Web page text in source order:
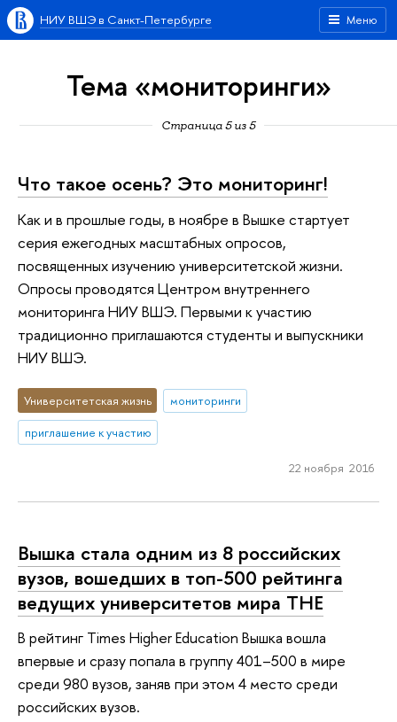
Меню
НИУ ВШЭ в Санкт-Петербурге
Тема «мониторинги»
Страница 5 из 5
Что такое осень? Это мониторинг!
Как и в прошлые годы, в ноябре в Вышке стартует
серия ежегодных масштабных опросов,
посвященных изучению университетской жизни.
Опросы проводятся Центром внутреннего
мониторинга НИУ ВШЭ. Первыми к участию
традиционно приглашаются студенты и выпускники
НИУ ВШЭ.
Университетская жизнь
мониторинги
приглашение к участию
22 ноября 2016
Вышка стала одним из 8 российских
вузов, вошедших в топ-500 рейтинга
ведущих университетов мира THE
В рейтинг Times Higher Education Вышка вошла
впервые и сразу попала в группу 401–500 в мире
среди 980 вузов, заняв при этом 4 место среди
российских вузов.